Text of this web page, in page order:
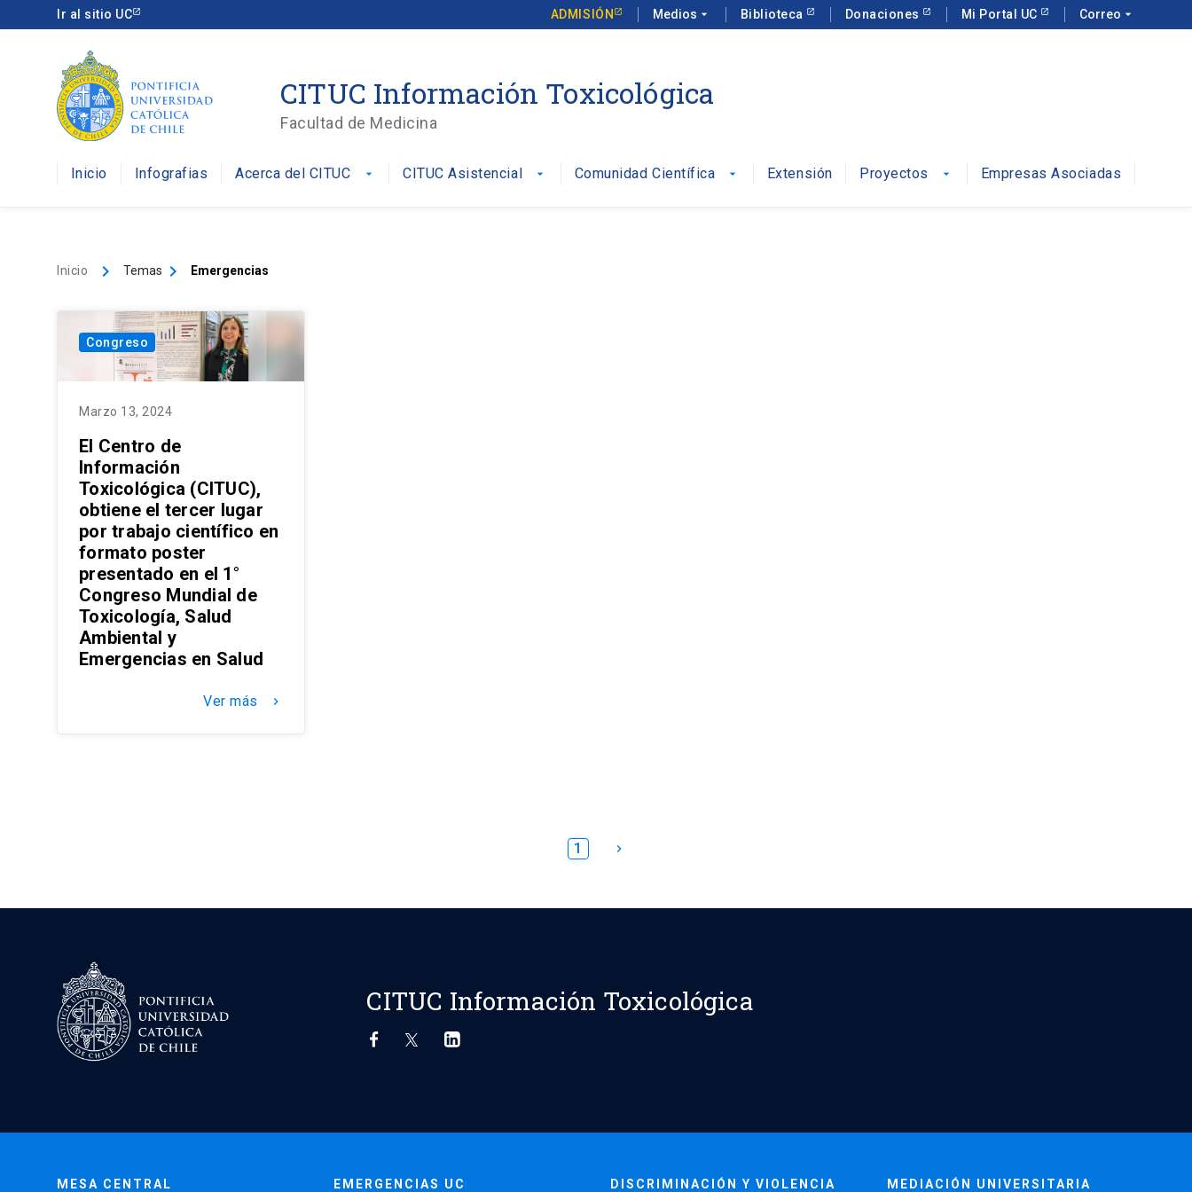
Ir al sitio UC ADMISIÓN Medios arrow_drop_down Biblioteca Donaciones Mi Portal UC Correo arrow_drop_down
CITUC Información Toxicológica
Facultad de Medicina
Inicio Infografias Acerca del CITUC arrow_drop_down CITUC Asistencial arrow_drop_down Comunidad Científica arrow_drop_down Extensión Proyectos arrow_drop_down Empresas Asociadas
Inicio keyboard_arrow_right Temas keyboard_arrow_right Emergencias
Congreso
Marzo 13, 2024
El Centro de
Información
Toxicológica (CITUC),
obtiene el tercer lugar
por trabajo científico en
formato poster
presentado en el 1°
Congreso Mundial de
Toxicología, Salud
Ambiental y
Emergencias en Salud
Ver más keyboard_arrow_right
1 keyboard_arrow_right
CITUC Información Toxicológica
MESA CENTRAL EMERGENCIAS UC DISCRIMINACIÓN Y VIOLENCIA MEDIACIÓN UNIVERSITARIA